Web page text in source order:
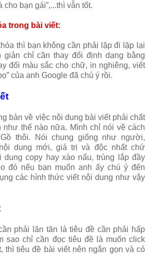
cho bạn gái”,...thì vẫn tốt.
trong bài viết:
thì bạn không cần phải lặp đi lặp lại
chỉ cần thay đổi định dạng bằng
đổi màu sắc cho chữ, in nghiêng, viết
của anh Google đã chú ý rồi.
bàn về việc nội dung bài viết phải chất
như thế nào nữa. Mình chỉ nói về cách
thôi. Nói chung giống như người,
dung mới, giá trị và độc nhất chứ
dung copy hay xào nấu, trùng lắp đầy
đó nếu bạn muốn anh ấy chú ý đến
các hình thức viết nội dung như vậy
phải lăn tăn là tiêu đề cần phải hấp
sao chỉ cần đọc tiêu đề là muốn click
thì tiêu đề bài viết nên ngắn gọn và có